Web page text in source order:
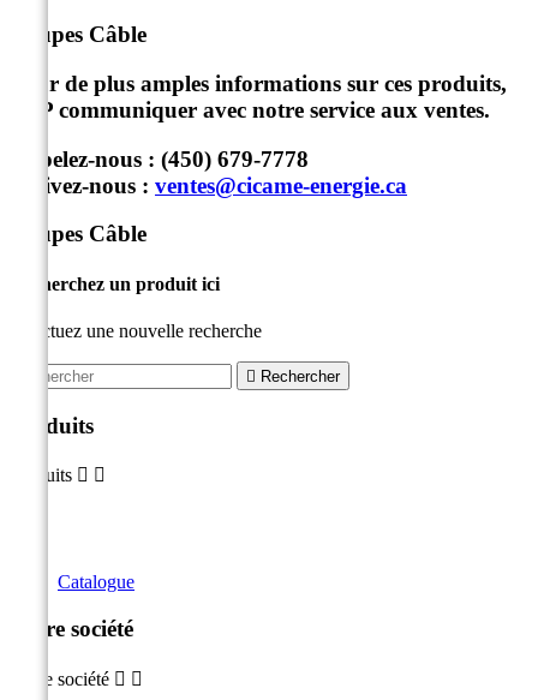
Coupes Câble
Pour de plus amples informations sur ces produits,
SVP communiquer avec notre service aux ventes.
Appelez-nous : (450) 679-7778
Écrivez-nous : ventes@cicame-energie.ca
Coupes Câble
Recherchez un produit ici
Effectuez une nouvelle recherche
 Rechercher
Produits
Produits  
Catalogue
Notre société
Notre société  